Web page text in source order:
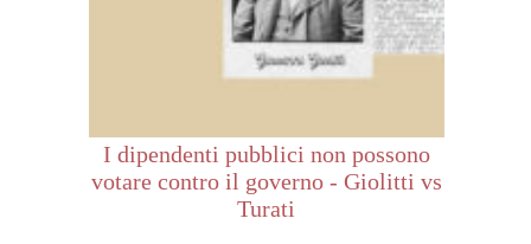
I dipendenti pubblici non possono
votare contro il governo - Giolitti vs
Turati